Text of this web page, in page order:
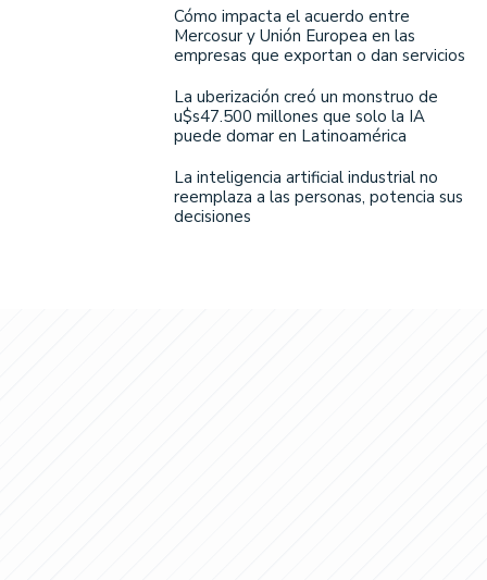
Cómo impacta el acuerdo entre
Mercosur y Unión Europea en las
empresas que exportan o dan servicios
La uberización creó un monstruo de
u$s47.500 millones que solo la IA
puede domar en Latinoamérica
La inteligencia artificial industrial no
reemplaza a las personas, potencia sus
decisiones